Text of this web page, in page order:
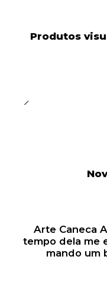
Produtos
Arte Caneca
tempo dela me
mando um